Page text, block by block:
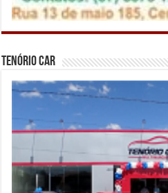
Tenório Car